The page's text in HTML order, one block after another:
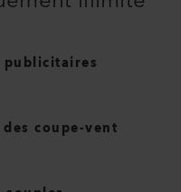
publicitaires
coupe-vent